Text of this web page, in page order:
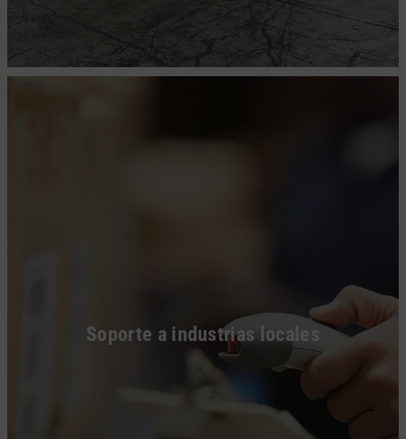
Soporte a industrias locales